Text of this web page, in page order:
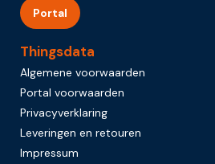
Portal
Thingsdata
Algemene voorwaarden
Portal voorwaarden
Privacyverklaring
Leveringen en retouren
Impressum